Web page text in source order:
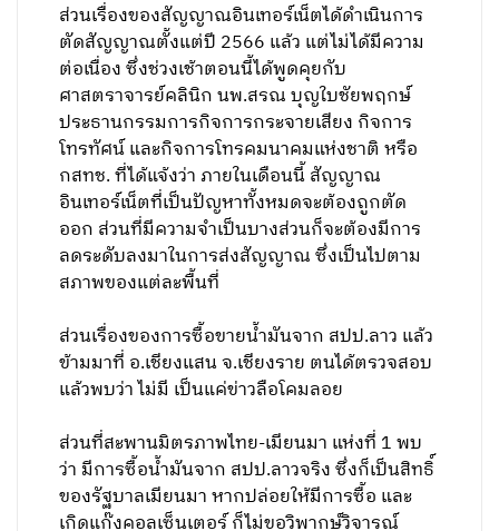
ส่วนเรื่องของสัญญาณอินเทอร์เน็ตได้ดำเนินการ
ตัดสัญญาณตั้งแต่ปี 2566 แล้ว แต่ไม่ได้มีความ
ต่อเนื่อง ซึ่งช่วงเช้าตอนนี้ได้พูดคุยกับ
ศาสตราจารย์คลินิก นพ.สรณ บุญใบชัยพฤกษ์
ประธานกรรมการกิจการกระจายเสียง กิจการ
โทรทัศน์ และกิจการโทรคมนาคมแห่งชาติ หรือ
กสทช. ที่ได้แจ้งว่า ภายในเดือนนี้ สัญญาณ
อินเทอร์เน็ตที่เป็นปัญหาทั้งหมดจะต้องถูกตัด
ออก ส่วนที่มีความจำเป็นบางส่วนก็จะต้องมีการ
ลดระดับลงมาในการส่งสัญญาณ ซึ่งเป็นไปตาม
สภาพของแต่ละพื้นที่
ส่วนเรื่องของการซื้อขายน้ำมันจาก สปป.ลาว แล้ว
ข้ามมาที่ อ.เชียงแสน จ.เชียงราย ตนได้ตรวจสอบ
แล้วพบว่า ไม่มี เป็นแค่ข่าวลือโคมลอย
ส่วนที่สะพานมิตรภาพไทย-เมียนมา แห่งที่ 1 พบ
ว่า มีการซื้อน้ำมันจาก สปป.ลาวจริง ซึ่งก็เป็นสิทธิ์
ของรัฐบาลเมียนมา หากปล่อยให้มีการซื้อ และ
เกิดแก๊งคอลเซ็นเตอร์ ก็ไม่ขอวิพากษ์วิจารณ์